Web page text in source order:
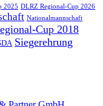
2025 DLRZ Regional-Cup 2026
Nationalmannschaft
Cup 2018
Siegerehrung